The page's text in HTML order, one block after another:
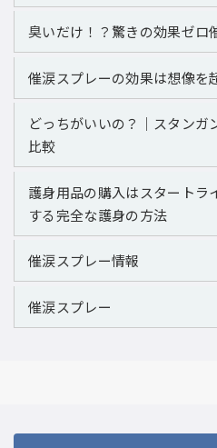
臭いだけ！？驚きの効果ゼロ
催涙スプレーの効果は想像を
どっちがいいの？｜スタンガ
比較
護身用品の購入はスタートラ
する完全な護身の方法
催涙スプレー情報
催涙スプレー